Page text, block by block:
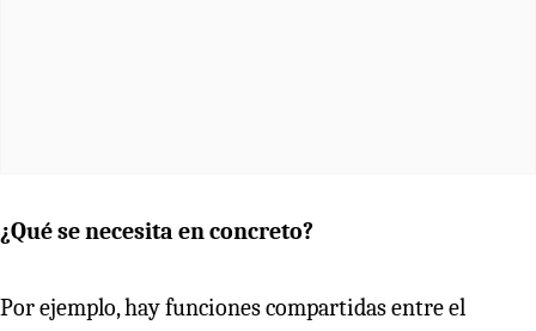
¿Qué se necesita en concreto?
Por ejemplo, hay funciones compartidas entre el